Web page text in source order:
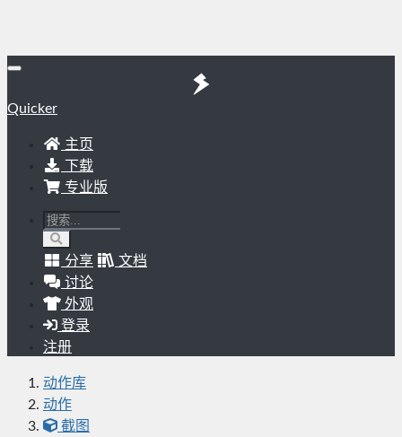
Quicker
主页
下载
专业版
分享
文档
讨论
外观
登录
注册
动作库
动作
截图